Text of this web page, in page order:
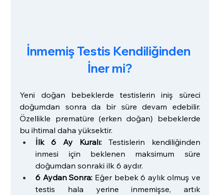
İnmemiş Testis Kendiliğinden
İner mi?
Yeni doğan bebeklerde testislerin iniş süreci
doğumdan sonra da bir süre devam edebilir.
Özellikle prematüre (erken doğan) bebeklerde
bu ihtimal daha yüksektir.
İlk 6 Ay Kuralı: Testislerin kendiliğinden
inmesi için beklenen maksimum süre
doğumdan sonraki ilk 6 aydır.
6 Aydan Sonra: Eğer bebek 6 aylık olmuş ve
testis hala yerine inmemişse, artık